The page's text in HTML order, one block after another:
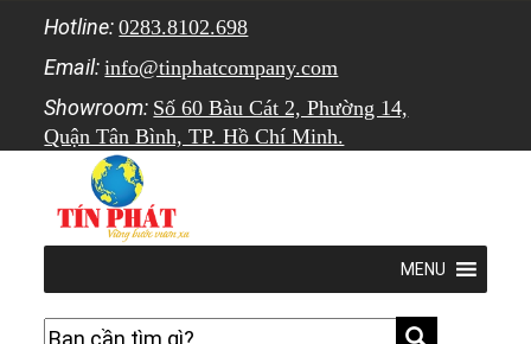
Hotline: 0283.8102.698
Email: info@tinphatcompany.com
Showroom: Số 60 Bàu Cát 2, Phường 14,
Quận Tân Bình, TP. Hồ Chí Minh.
MENU